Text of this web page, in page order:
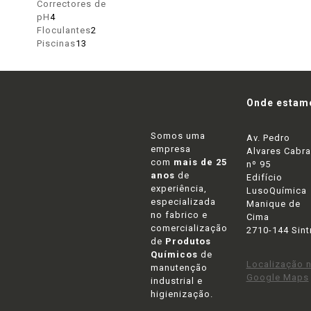
Correctores de
pH44
produtos
Floculantes2
Piscinas13
Somos uma
empresa
com mais de 25
anos de
experiência,
especializada
no fabrico e
comercialização
de Produtos
Químicos de
manutenção
industrial e
higienização.
Onde
Av. Pedro
Alvares
nº 95
Edifício
LusoQuímica
Manique de
Cima
2710-144
Localização
Google Maps